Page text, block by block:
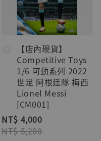
【店內現貨】
Competitive Toys
1/6 可動系列 2022
世足 阿根廷隊 梅西
Lionel Messi
[CM001]
NT$ 4,000
NT$ 5,200